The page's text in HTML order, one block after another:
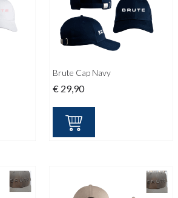
Brute Cap Navy
€ 29,90